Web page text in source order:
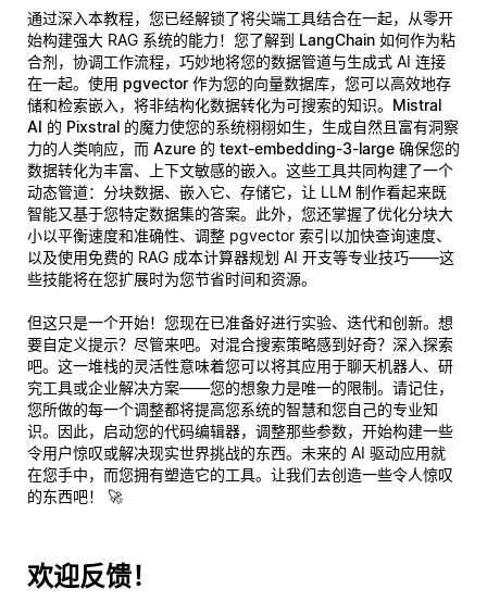
通过深入本教程，您已经解锁了将尖端工具结合在一起，从零开
始构建强大 RAG 系统的能力！您了解到 LangChain 如何作为粘
合剂，协调工作流程，巧妙地将您的数据管道与生成式 AI 连接
在一起。使用 pgvector 作为您的向量数据库，您可以高效地存
储和检索嵌入，将非结构化数据转化为可搜索的知识。 Mistral
AI 的 Pixstral 的魔力使您的系统栩栩如生，生成自然且富有洞察
力的人类响应，而 Azure 的 text-embedding-3-large 确保您的
数据转化为丰富、上下文敏感的嵌入。这些工具共同构建了一个
动态管道：分块数据、嵌入它、存储它，让 LLM 制作看起来既
智能又基于您特定数据集的答案。此外，您还掌握了优化分块大
小以平衡速度和准确性、调整 pgvector 索引以加快查询速度、
以及使用免费的 RAG 成本计算器规划 AI 开支等专业技巧——这
些技能将在您扩展时为您节省时间和资源。
但这只是一个开始！您现在已准备好进行实验、迭代和创新。想
要自定义提示？尽管来吧。对混合搜索策略感到好奇？深入探索
吧。这一堆栈的灵活性意味着您可以将其应用于聊天机器人、研
究工具或企业解决方案——您的想象力是唯一的限制。请记住，
您所做的每一个调整都将提高您系统的智慧和您自己的专业知
识。因此，启动您的代码编辑器，调整那些参数，开始构建一些
令用户惊叹或解决现实世界挑战的东西。未来的 AI 驱动应用就
在您手中，而您拥有塑造它的工具。让我们去创造一些令人惊叹
的东西吧！ 🚀
欢迎反馈！